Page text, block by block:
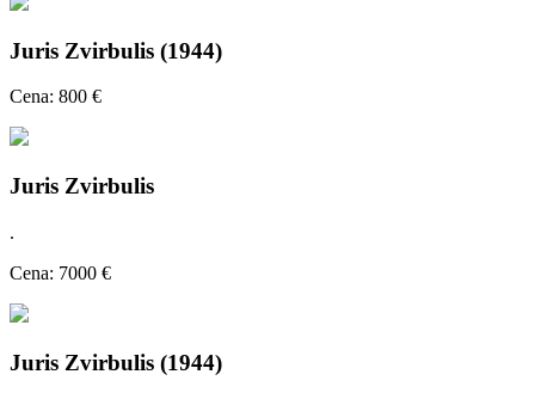
Juris Zvirbulis (1944)
Cena: 800 €
Juris Zvirbulis
.
Cena: 7000 €
Juris Zvirbulis (1944)